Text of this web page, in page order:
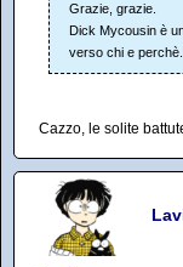
Grazie, grazie.
Dick Mycousin è
verso chi e perchè.
Cazzo, le solite